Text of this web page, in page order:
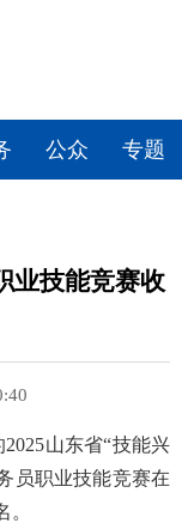
公众 专题
业技能竞赛收
山东省“技能兴
员职业技能竞赛在